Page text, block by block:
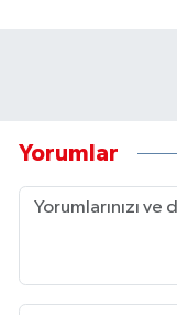
Yorumlar